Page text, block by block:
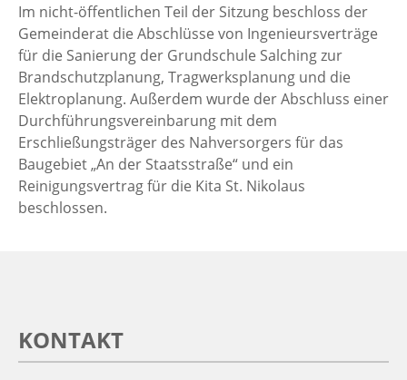
Im nicht-öffentlichen Teil der Sitzung beschloss der
Gemeinderat die Abschlüsse von Ingenieursverträge
für die Sanierung der Grundschule Salching zur
Brandschutzplanung, Tragwerksplanung und die
Elektroplanung. Außerdem wurde der Abschluss einer
Durchführungsvereinbarung mit dem
Erschließungsträger des Nahversorgers für das
Baugebiet „An der Staatsstraße“ und ein
Reinigungsvertrag für die Kita St. Nikolaus
beschlossen.
KONTAKT